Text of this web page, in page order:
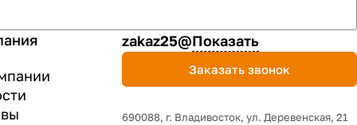
zakaz25@Показать
Заказать звонок
690088, г. Владивосток, yл. Деревенская, 21